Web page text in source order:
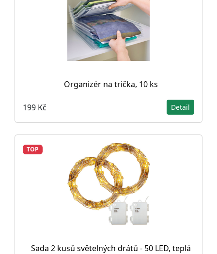
Organizér na trička, 10 ks
199 Kč Detail
TOP
Sada 2 kusů světelných drátů - 50 LED, teplá